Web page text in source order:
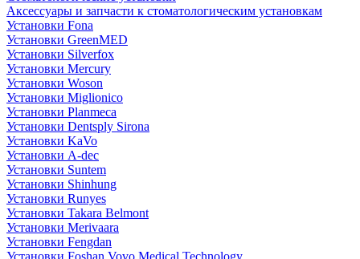
Аксессуары и запчасти к стоматологическим установкам
Установки Fona
Установки GreenMED
Установки Silverfox
Установки Mercury
Установки Woson
Установки Miglionico
Установки Planmeca
Установки Dentsply Sirona
Установки KaVo
Установки A-dec
Установки Suntem
Установки Shinhung
Установки Runyes
Установки Takara Belmont
Установки Merivaara
Установки Fengdan
Установки Foshan Vovo Medical Technology